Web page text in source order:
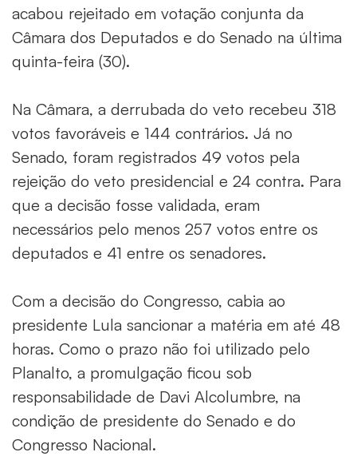
acabou rejeitado em votação conjunta da
Câmara dos Deputados e do Senado na última
quinta-feira (30).
Na Câmara, a derrubada do veto recebeu 318
votos favoráveis e 144 contrários. Já no
Senado, foram registrados 49 votos pela
rejeição do veto presidencial e 24 contra. Para
que a decisão fosse validada, eram
necessários pelo menos 257 votos entre os
deputados e 41 entre os senadores.
Com a decisão do Congresso, cabia ao
presidente Lula sancionar a matéria em até 48
horas. Como o prazo não foi utilizado pelo
Planalto, a promulgação ficou sob
responsabilidade de Davi Alcolumbre, na
condição de presidente do Senado e do
Congresso Nacional.